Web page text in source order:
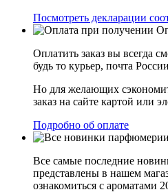
Посмотреть декларации
Оплатить заказ вы всегда
будь то курьер, почта
Но для желающих
заказ на сайте картой или
Подробно об оплате
Все самые последние
представлены в нашем
ознакомиться с ароматами